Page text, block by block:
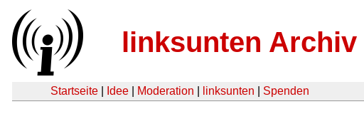
linksunten Archiv
Startseite Idee Moderation linksunten Spenden